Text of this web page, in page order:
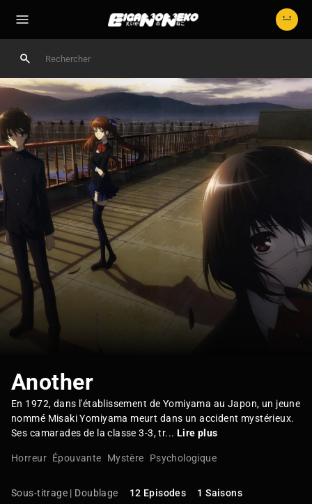
Another
En 1972, dans l'établissement de Yomiyama au Japon, un jeune
nommé Misaki Yomiyama meurt dans un accident mystérieux.
Ses camarades de la classe 3-3, tr... Lire plus
Horreur Épouvante Mystère Psychologique
Sous-titrage | Doublage 12 Episodes 1 Saisons